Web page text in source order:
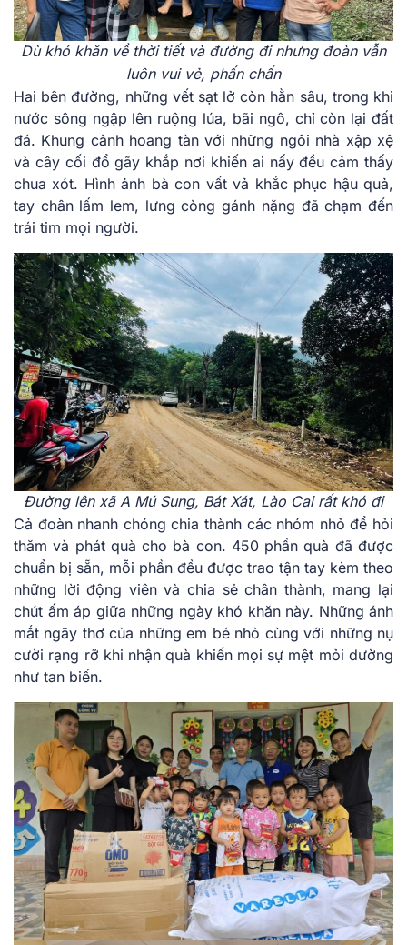
Dù khó khăn về thời tiết và đường đi nhưng đoàn vẫn
luôn vui vẻ, phấn chấn
Hai bên đường, những vết sạt lở còn hằn sâu, trong khi
nước sông ngập lên ruộng lúa, bãi ngô, chỉ còn lại đất
đá. Khung cảnh hoang tàn với những ngôi nhà xập xệ
và cây cối đổ gãy khắp nơi khiến ai nấy đều cảm thấy
chua xót. Hình ảnh bà con vất vả khắc phục hậu quả,
tay chân lấm lem, lưng còng gánh nặng đã chạm đến
trái tim mọi người.
Đường lên xã A Mú Sung, Bát Xát, Lào Cai rất khó đi
Cả đoàn nhanh chóng chia thành các nhóm nhỏ để hỏi
thăm và phát quà cho bà con. 450 phần quà đã được
chuẩn bị sẵn, mỗi phần đều được trao tận tay kèm theo
những lời động viên và chia sẻ chân thành, mang lại
chút ấm áp giữa những ngày khó khăn này. Những ánh
mắt ngây thơ của những em bé nhỏ cùng với những nụ
cười rạng rỡ khi nhận quà khiến mọi sự mệt mỏi dường
như tan biến.